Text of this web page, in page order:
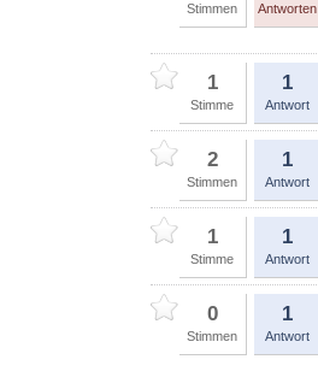
Stimmen Antworten
1
Stimme
1
Antwort
2
Stimmen
1
Antwort
1
Stimme
1
Antwort
0
Stimmen
1
Antwort